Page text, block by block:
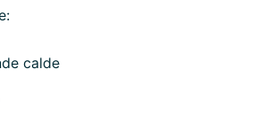
calde